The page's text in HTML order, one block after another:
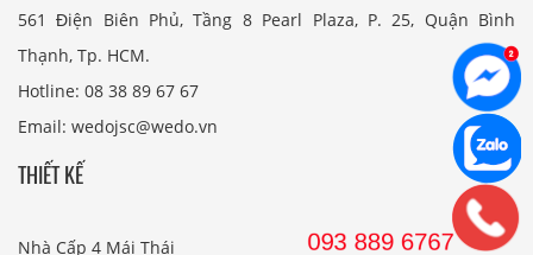
561 Điện Biên Phủ, Tầng 8 Pearl Plaza, P. 25, Quận Bình
Thạnh, Tp. HCM.
Hotline: 08 38 89 67 67
Email: wedojsc@wedo.vn
THIẾT KẾ
Nhà Cấp 4 Mái Thái